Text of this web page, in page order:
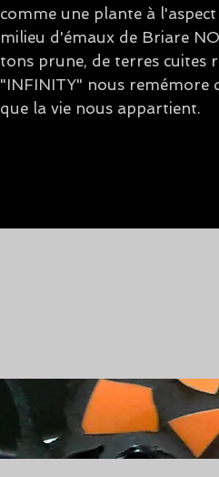
comme une plante à
milieu d'émaux de Briare
tons prune, de terres cuites
"INFINITY" nous remémore
que la vie nous appartient.